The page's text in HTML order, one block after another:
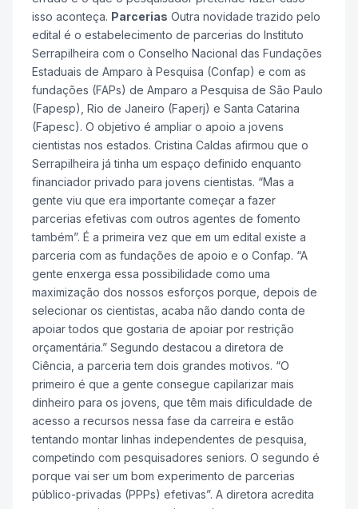
isso aconteça. Parcerias Outra novidade trazido pelo
edital é o estabelecimento de parcerias do Instituto
Serrapilheira com o Conselho Nacional das Fundações
Estaduais de Amparo à Pesquisa (Confap) e com as
fundações (FAPs) de Amparo a Pesquisa de São Paulo
(Fapesp), Rio de Janeiro (Faperj) e Santa Catarina
(Fapesc). O objetivo é ampliar o apoio a jovens
cientistas nos estados. Cristina Caldas afirmou que o
Serrapilheira já tinha um espaço definido enquanto
financiador privado para jovens cientistas. “Mas a
gente viu que era importante começar a fazer
parcerias efetivas com outros agentes de fomento
também”. É a primeira vez que em um edital existe a
parceria com as fundações de apoio e o Confap. “A
gente enxerga essa possibilidade como uma
maximização dos nossos esforços porque, depois de
selecionar os cientistas, acaba não dando conta de
apoiar todos que gostaria de apoiar por restrição
orçamentária.” Segundo destacou a diretora de
Ciência, a parceria tem dois grandes motivos. “O
primeiro é que a gente consegue capilarizar mais
dinheiro para os jovens, que têm mais dificuldade de
acesso a recursos nessa fase da carreira e estão
tentando montar linhas independentes de pesquisa,
competindo com pesquisadores seniors. O segundo é
porque vai ser um bom experimento de parcerias
público-privadas (PPPs) efetivas”. A diretora acredita